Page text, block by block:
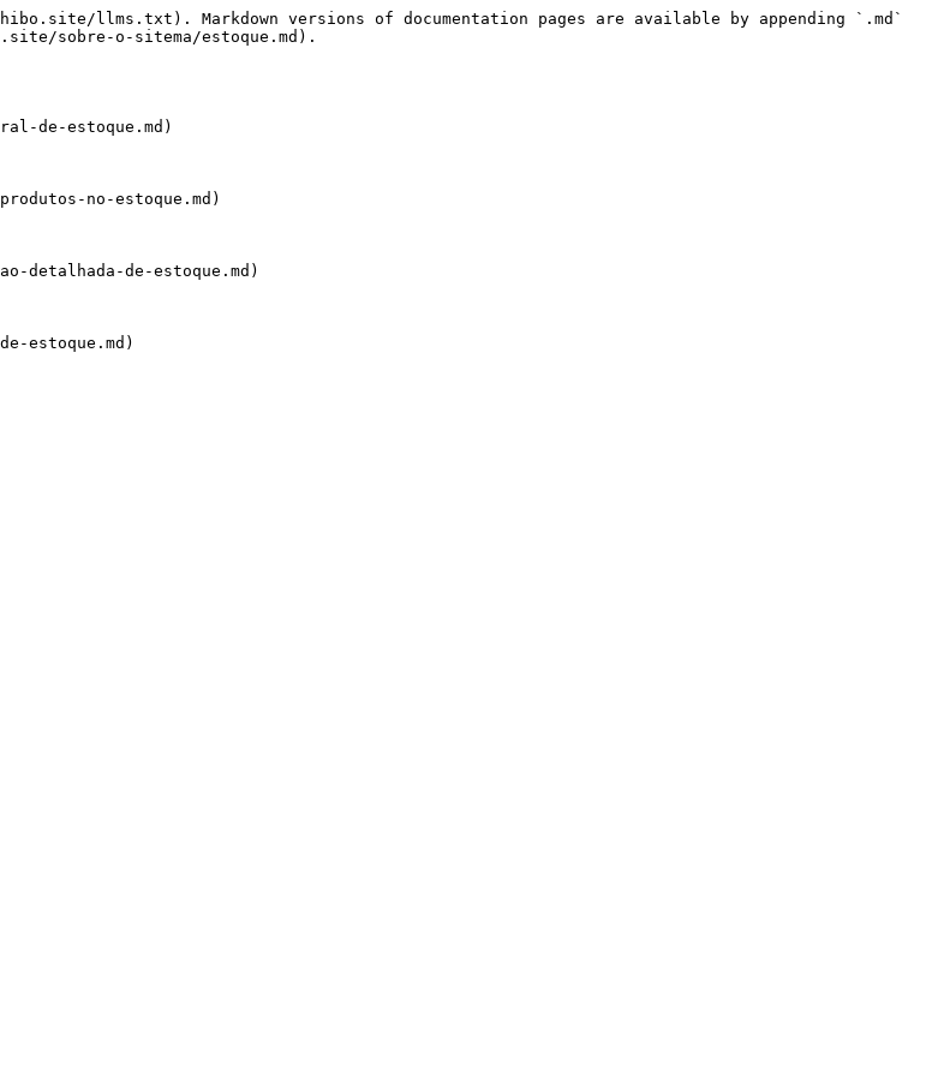
llms.txt). Markdown versions of documentation pages are available by appending `.md`
sobre-o-sitema/estoque.md).
de-estoque.md)
no-estoque.md)
detalhada-de-estoque.md)
estoque.md)